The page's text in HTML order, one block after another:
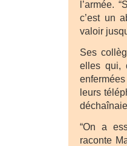
l’armée.
c’est un
valoir
Ses
elles qui,
leurs
“On a
raconte